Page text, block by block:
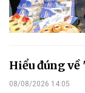
Hiểu đúng
08/08/2026 14:05